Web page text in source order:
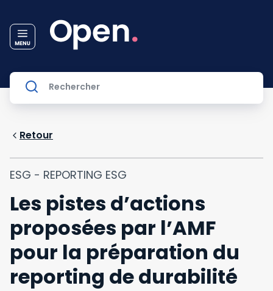
Retour
ESG - REPORTING ESG
Les pistes d’actions
proposées par l’AMF
pour la préparation du
reporting de durabilité